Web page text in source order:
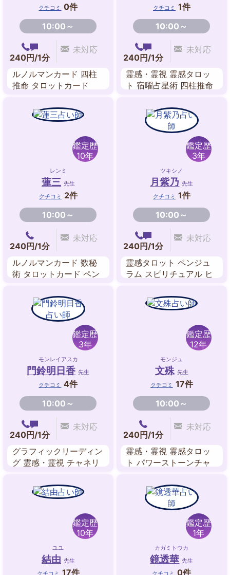
クチコミ
0件
10:00～
240円/1分
未対応
ルノルマンカード 四柱
推命 タロットカード
クチコミ 1件
10:00～
240円/1分
未対応
霊感・霊視 霊感タロッ
ト 宿曜占星術 四柱推命
鑑定歴
10年
レンミ
蓮三 先生
クチコミ
2件
10:00～
240円/1分
未対応
ルノルマンカード 数秘
術 タロットカード ペン
鑑定歴
3年
ツキシノ
月紫乃 先生
クチコミ 1件
10:00～
240円/1分
未対応
霊感タロット ペンジュ
ラム スピリチュアル ヒ
鑑定歴
3年
モンレイアスカ
門鈴明日香 先生
クチコミ
4件
10:00～
240円/1分
未対応
グラフィックリーディン
グ 霊感・霊視 チャネリ
コードリーディング ス
ピリチュアル・リーディ
鑑定歴
12年
モンジュ
文殊 先生
クチコミ 17件
10:00～
240円/1分
未対応
霊感・霊視 霊感タロッ
ト パワーストーンチャ
鑑定歴
10年
ユユ
結由 先生
クチコミ 17件
鑑定歴
1年
カガミトウカ
鏡透華 先生
クチコミ 0件